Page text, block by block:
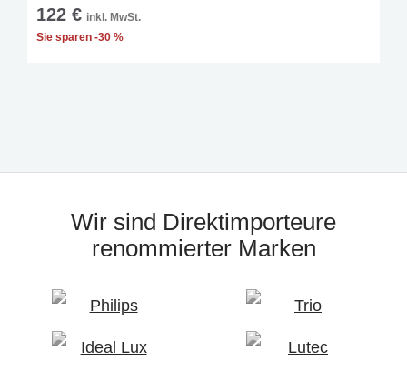
122 € inkl. MwSt.
Sie sparen -30 %
Wir sind Direktimporteure
renommierter Marken